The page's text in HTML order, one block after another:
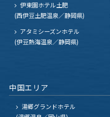
伊東園ホテル土肥
(西伊豆土肥温泉／静岡県)
アタミシーズンホテル
(伊豆熱海温泉／静岡県)
中国エリア
湯郷グランドホテル